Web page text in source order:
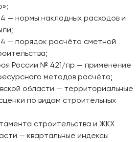
— нормы накладных расходов и
— порядок расчёта сметной
России № 421/пр — применение
методов расчёта;
области — территориальные
по видам строительных
строительства и ЖКХ
— квартальные индексы